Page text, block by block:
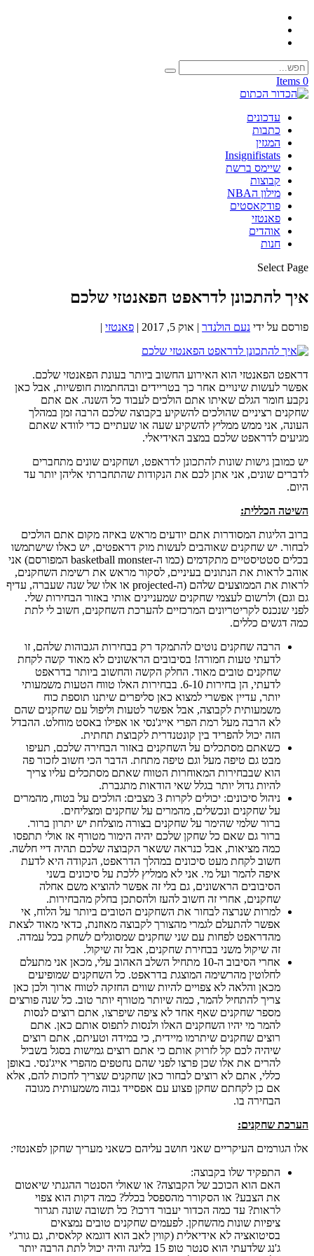
0 Items
עדכונים
כתבות
המגזין
Insignifistats
שיימס ברשת
קבוצות
מילון הNBA
פודקאסטים
פאנטזי
אוהדים
חנות
Select Page
איך להתכונן לדראפט הפאנטזי שלכם
פורסם על ידי נעם הולנדר | אוק 5, 2017 | פאנטזי |
דראפט הפאנטזי הוא האירוע החשוב ביותר בעונת הפאנטזי שלכם.
אפשר לעשות שינויים אחר כך בטריידים ובהחתמות חופשיות, אבל כאן
נקבע חומר הגלם שאיתו אתם הולכים לעבוד כל השנה. אם אתם
שחקנים רציניים שהולכים להשקיע בקבוצה שלכם הרבה זמן במהלך
העונה, אני ממש ממליץ להשקיע שעה או שעתיים כדי לוודא שאתם
מגיעים לדראפט שלכם במצב האידיאלי.
יש כמובן גישות שונות להתכונן לדראפט, ושחקנים שונים מתחברים
לדברים שונים, אני אתן לכם את הנקודות שהתחברתי אליהן יותר עד
היום.
השיטה הכללית:
ברוב הליגות המסודרות אתם יודעים מראש באיזה מקום אתם הולכים
לבחור. יש שחקנים שאוהבים לעשות מוק דראפטים, יש כאלו שישתמשו
בכלים סטטיסטיים מתקדמים (כמו ה-basketball monster המפורסם) אני
אוהב לראות את הנתונים בעיניים, לסקור מראש את רשימת השחקנים,
לראות את הממוצעים שלהם (ה-projected או אלו של שנה שעברה, עדיף
גם וגם) ולרשום לעצמי שחקנים שמעניינים אותי באזור הבחירות שלי.
לפני שנכנס לקריטריונים המרכזיים להערכת השחקנים, חשוב לי לתת
כמה דגשים כללים.
הרבה שחקנים נוטים להתמקד רק בבחירות הגבוהות שלהם, זו
לדעתי טעות חמורה! בסיבובים הראשונים לא מאוד קשה לקחת
שחקנים טובים מאוד. החלק הקשה והחשוב ביותר בדראפט
לדעתי, הן בחירות 6-10. בבחירות האלו טווח הטעות משמעותי
יותר, עדיין אפשרי למצוא כאן סליפרים שיתנו תוספת כוח
משמעותית לקבוצה, אבל אפשר לטעות וליפול עם שחקנים שהם
לא הרבה מעל רמת הפרי אייג'נסי או אפילו באסט מוחלט. ההבדל
הזה יכול להפריד בין קונטנדרית לקבוצת תחתית.
כשאתם מסתכלים על השחקנים באזור הבחירה שלכם, תעיפו
מבט גם טיפה מעל וגם טיפה מתחת. הדבר הכי חשוב לזכור פה
הוא שבבחירות המאוחרות הטווח שאתם מסתכלים עליו צריך
להיות גדול יותר בגלל שאי הודאות מתגברת.
ניהול סיכונים: יכולים לקרות 3 מצבים: הולכים על בטוח, מהמרים
על שחקנים ונכשלים, מהמרים על שחקנים ומצליחים.
ברור שלמי שהימר על שחקנים בצורה מוצלחת יש יתרון ברור.
ברור גם שאם כל שחקן שלכם יהיה הימור מטורף אז אולי תתפסו
כמה מציאות, אבל כנראה ששאר הקבוצה שלכם תהיה דיי חלשה.
חשוב לקחת מעט סיכונים במהלך הדראפט, הנקודה היא לדעת
איפה להמר ועל מי. אני לא ממליץ ללכת על סיכונים בשני
הסיבובים הראשונים, גם בלי זה אפשר להוציא משם אחלה
שחקנים, אחרי זה חשוב להעז ולהסתכן בחלק מהבחירות.
למרות שנרצה לבחור את השחקנים הטובים ביותר על הלוח, אי
אפשר להתעלם לגמרי מהצורך לקבוצה מאוזנת, כדאי מאוד לצאת
מהדראפט לפחות עם שני שחקנים שמסוגלים לשחק בכל עמדה.
זה שיקול משני בבחירת שחקנים, אבל זה שיקול.
אחרי הסיבוב ה-10 מתחיל השלב האהוב עלי, מכאן אני מתעלם
לחלוטין מהרשימה המוצגת בדראפט. כל השחקנים שמופיעים
מכאן והלאה לא צפויים להיות שווים החזקה לטווח ארוך ולכן כאן
צריך להתחיל להמר, כמה שיותר מטורף יותר טוב. כל שנה פורצים
מספר שחקנים שאף אחד לא ציפה שיפרצו, אתם רוצים לנסות
להמר מי יהיו השחקנים האלו ולנסות לתפוס אותם כאן. אתם
רוצים שחקנים שיתרמו מיידית, כי במידה וטעיתם, אתם רוצים
שיהיה לכם קל לזרוק אותם כי אתם רוצים גמישות בסגל בשביל
להרים את אלו שכן פרצו לפני שהם נחטפים מהפרי אייג'נסי. באופן
כללי, אתם לא רוצים לבחור כאן שחקנים שצריך לחכות להם, אלא
אם כן לקחתם שחקן פצוע עם אפסייד גבוה משמעותית מגובה
הבחירה בו.
הערכת שחקנים:
אלו הגורמים העיקריים שאני חושב עליהם כשאני מעריך שחקן לפאנטזי:
התפקיד שלו בקבוצה:
האם הוא הכוכב של הקבוצה? או שאולי הסנטר ההגנתי שיאטום
את הצבע? או הסקורר מהספסל בכלל? כמה דקות הוא צפוי
לראות? עד כמה הכדור יעבור דרכו? כל תשובה שונה תגרור
ציפיות שונות מהשחקן. לפעמים שחקנים טובים נמצאים
בסיטואציה לא אידיאלית (קווין לאב הוא דוגמא קלאסית, גם גורג'י
ג'נג שלדעתי הוא סנטר טופ 15 בליגה והיה יכול לתת הרבה יותר